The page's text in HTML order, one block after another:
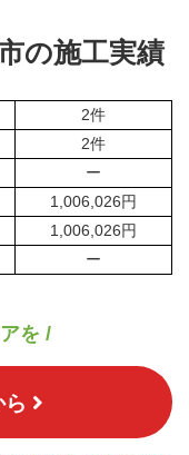
の施工実績
2件
2件
ー
1,006,026円
1,006,026円
ー
を /
ら